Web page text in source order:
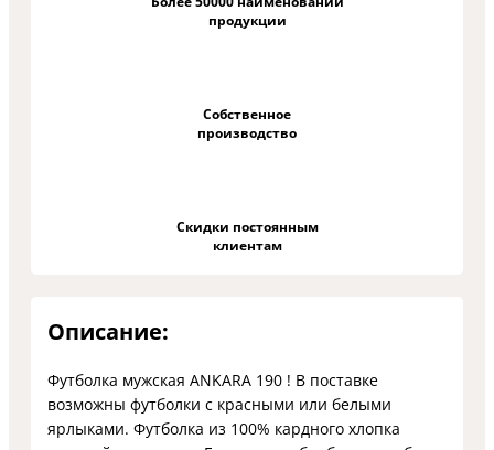
продукции
Собственное
производство
Скидки постоянным
клиентам
Описание:
Футболка мужская ANKARA 190 ! В поставке
возможны футболки с красными или белыми
ярлыками. Футболка из 100% кардного хлопка